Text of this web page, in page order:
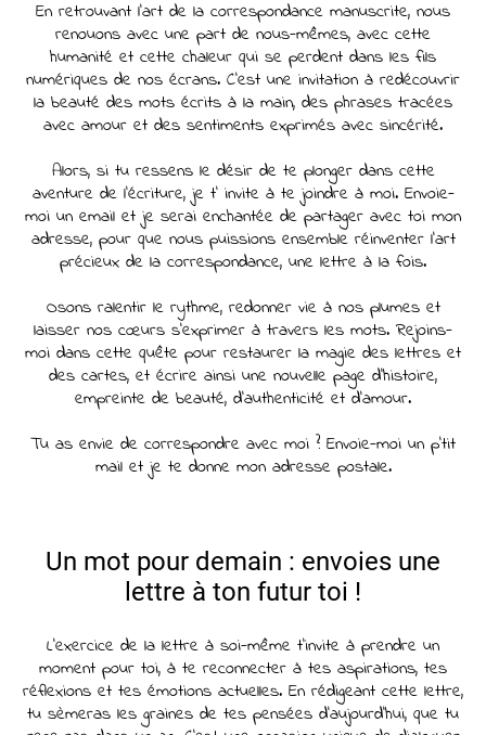
En retrouvant l'art de la correspondance manuscrite, nous
renouons avec une part de nous-mêmes, avec cette
humanité et cette chaleur qui se perdent dans les fils
numériques de nos écrans. C'est une invitation à redécouvrir
la beauté des mots écrits à la main, des phrases tracées
avec amour et des sentiments exprimés avec sincérité.
Alors, si tu ressens le désir de te plonger dans cette
aventure de l'écriture, je t' invite à te joindre à moi. Envoie-
moi un email et je serai enchantée de partager avec toi mon
adresse, pour que nous puissions ensemble réinventer l'art
précieux de la correspondance, une lettre à la fois.
Osons ralentir le rythme, redonner vie à nos plumes et
laisser nos cœurs s'exprimer à travers les mots. Rejoins-
moi dans cette quête pour restaurer la magie des lettres et
des cartes, et écrire ainsi une nouvelle page d'histoire,
empreinte de beauté, d'authenticité et d'amour.
Tu as envie de correspondre avec moi ? Envoie-moi un p’tit
mail et je te donne mon adresse postale.
Un mot pour demain : envoies une
lettre à ton futur toi !
L’exercice de la lettre à soi-même t’invite à prendre un
moment pour toi, à te reconnecter à tes aspirations, tes
réflexions et tes émotions actuelles. En rédigeant cette lettre,
tu sèmeras les graines de tes pensées d’aujourd’hui, que tu